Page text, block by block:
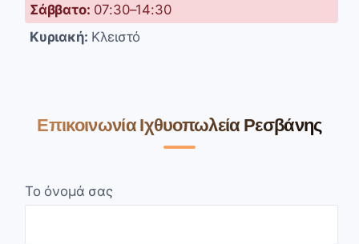
Σάββατο: 07:30–14:30
Κυριακή: Κλειστό
Επικοινωνία Ιχθυοπωλεία Ρεσβάνης
Το όνομά σας